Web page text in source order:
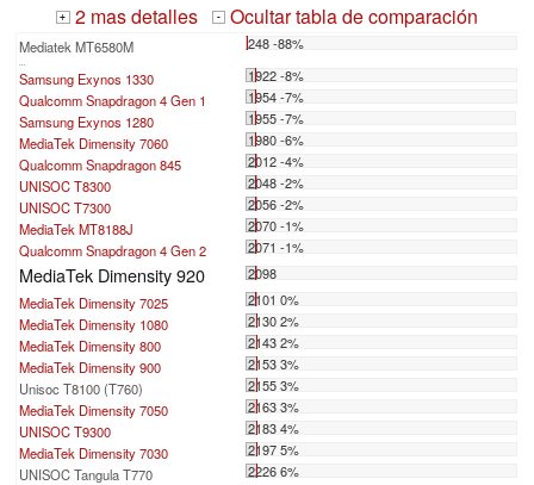
+ 2 mas detalles - Ocultar tabla de comparación
Mediatek MT6580M 248 -88%
Samsung Exynos 1330
1922 -8%
Qualcomm Snapdragon 4 Gen 1
1954 -7%
Samsung Exynos 1280
1955 -7%
MediaTek Dimensity 7060
1980 -6%
Qualcomm Snapdragon 845
2012 -4%
UNISOC T8300
2048 -2%
UNISOC T7300
2056 -2%
MediaTek MT8188J
2070 -1%
Qualcomm Snapdragon 4 Gen 2
2071 -1%
MediaTek Dimensity 920
2098
MediaTek Dimensity 7025
2101 0%
MediaTek Dimensity 1080
2130 2%
MediaTek Dimensity 800
2143 2%
MediaTek Dimensity 900
2153 3%
Unisoc T8100 (T760)
2155 3%
MediaTek Dimensity 7050
2163 3%
UNISOC T9300
2183 4%
MediaTek Dimensity 7030
2197 5%
UNISOC Tangula T770
2226 6%